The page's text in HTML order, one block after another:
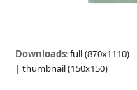
Downloads:full (870x1110) |
|thumbnail (150x150)